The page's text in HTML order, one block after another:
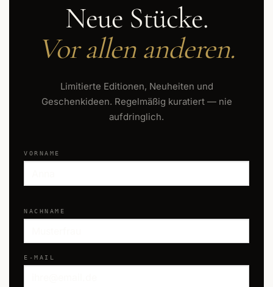
Neue Stücke.
Vor allen anderen.
Limitierte Editionen, Neuheiten und
Geschenkideen. Regelmäßig kuratiert — nie
aufdringlich.
VORNAME
NACHNAME
E-MAIL